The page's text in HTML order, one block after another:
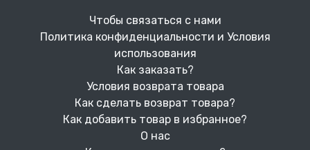
Чтобы связаться с нами
Политика конфиденциальности и Условия
использования
Как заказать?
Условия возврата товара
Как сделать возврат товара?
Как добавить товар в избранное?
О нас